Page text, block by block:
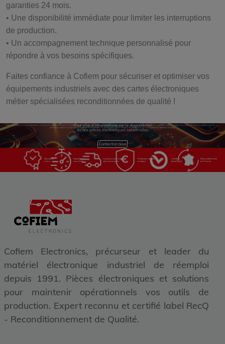
garanties 24 mois.
• Une disponibilité immédiate pour limiter les interruptions
de production.
• Un accompagnement technique personnalisé pour
répondre à vos besoins spécifiques.
Faites confiance à Cofiem pour sécuriser et optimiser vos
équipements industriels avec des cartes électroniques
métier spécialisées reconditionnées de qualité !
Cofiem Electronics n'est pas distributeur, revendeur ou représentant agréé des produits sur son site web. Les références, marques et logos utilisés sont la propriété de leurs propriétaires respectifs. La représentation, description ou vente des produits portants ces
références, marques ou logos ont pour objectif de les identifier. Ils ne sont pas voués à indiquer une affiliation ou une autorisation d'un détenteur de droits.
Pour plus d'informations sur la disponibilité
de nos pièces électroniques industrielles
Contactez-nous
Garantie
2 ans
Expédition
sous 24 h
Livraison partout
dans le monde
Paiement sécurisé
en ligne
Certifiés
label RecQ
Reconditionnés
en France
Cofiem Electronics, précurseur et leader du
matériel électronique industriel de réemploi
depuis 1991. Pièces électroniques et solutions
pour maintenir opérationnels vos outils de
production. Expert reconnu et certifié label RecQ
- Reconditionnement de Qualité.